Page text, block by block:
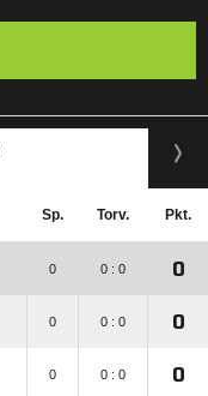
Sp. Torv. Pkt.
0 0 : 0 0
0 0 : 0 0
0 0 : 0 0